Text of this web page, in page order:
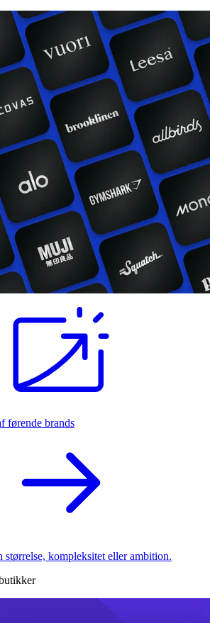
førende brands
størrelse, kompleksitet eller ambition.